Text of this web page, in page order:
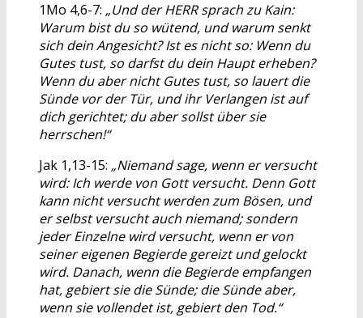
1Mo 4,6-7: „Und der HERR sprach zu Kain:
Warum bist du so wütend, und warum senkt
sich dein Angesicht? Ist es nicht so: Wenn du
Gutes tust, so darfst du dein Haupt erheben?
Wenn du aber nicht Gutes tust, so lauert die
Sünde vor der Tür, und ihr Verlangen ist auf
dich gerichtet; du aber sollst über sie
herrschen!“
Jak 1,13-15: „Niemand sage, wenn er versucht
wird: Ich werde von Gott versucht. Denn Gott
kann nicht versucht werden zum Bösen, und
er selbst versucht auch niemand; sondern
jeder Einzelne wird versucht, wenn er von
seiner eigenen Begierde gereizt und gelockt
wird. Danach, wenn die Begierde empfangen
hat, gebiert sie die Sünde; die Sünde aber,
wenn sie vollendet ist, gebiert den Tod.“